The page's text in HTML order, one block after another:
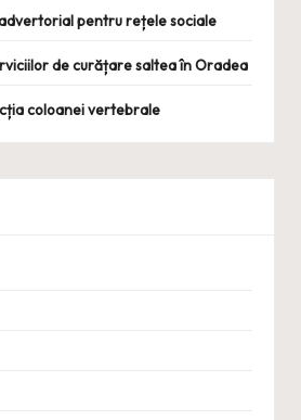
pentru rețele sociale
de curățare saltea în Oradea
coloanei vertebrale